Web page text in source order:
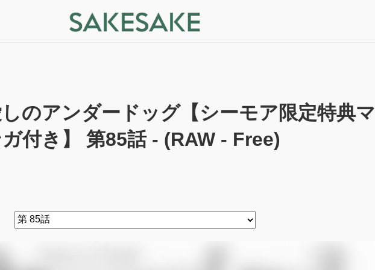
のアンダードッグ【シーモア限定特典マ
付き】 第85話 - (RAW - Free)